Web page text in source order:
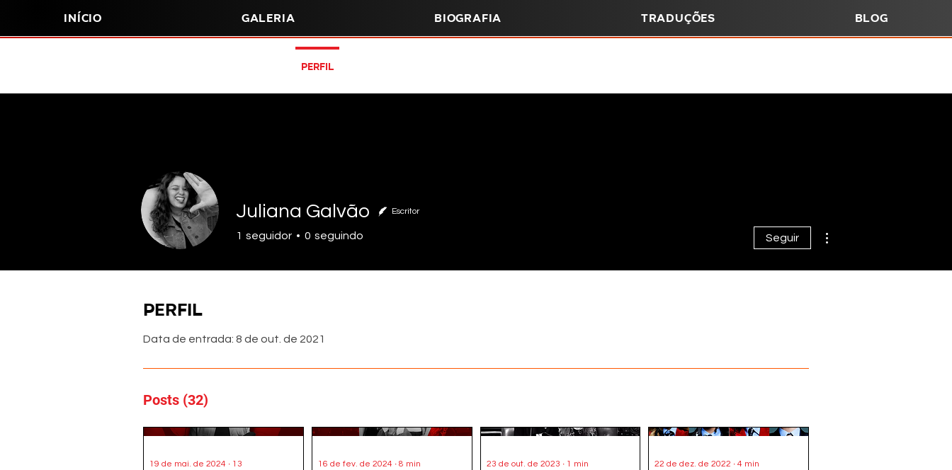
Início Galeria Biografia Traduções Blog
Juliana Galvão Escritor
1 seguidor 0 seguindo Seguir
Perfil
Data de entrada: 8 de out. de 2021
Posts (32)
19 de mai. de 2024 ∙ 13
16 de fev. de 2024 ∙ 8 min 23 de out. de 2023 ∙ 1 min 22 de dez. de 2022 ∙4 min
Perfil